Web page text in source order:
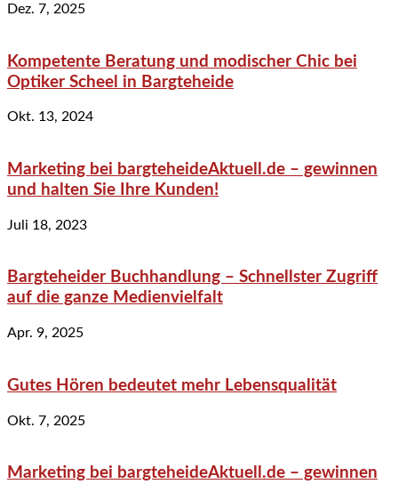
Dez. 7, 2025
Kompetente Beratung und modischer Chic bei
Optiker Scheel in Bargteheide
Okt. 13, 2024
Marketing bei bargteheideAktuell.de – gewinnen
und halten Sie Ihre Kunden!
Juli 18, 2023
Bargteheider Buchhandlung – Schnellster Zugriff
auf die ganze Medienvielfalt
Apr. 9, 2025
Gutes Hören bedeutet mehr Lebensqualität
Okt. 7, 2025
Marketing bei bargteheideAktuell.de – gewinnen